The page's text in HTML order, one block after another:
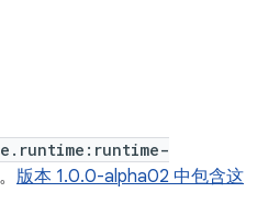
。 版本 1.0.0-alpha02 中包含这